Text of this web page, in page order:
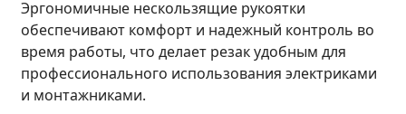
Эргономичные нескользящие рукоятки
обеспечивают комфорт и надежный контроль во
время работы, что делает резак удобным для
профессионального использования электриками
и монтажниками.